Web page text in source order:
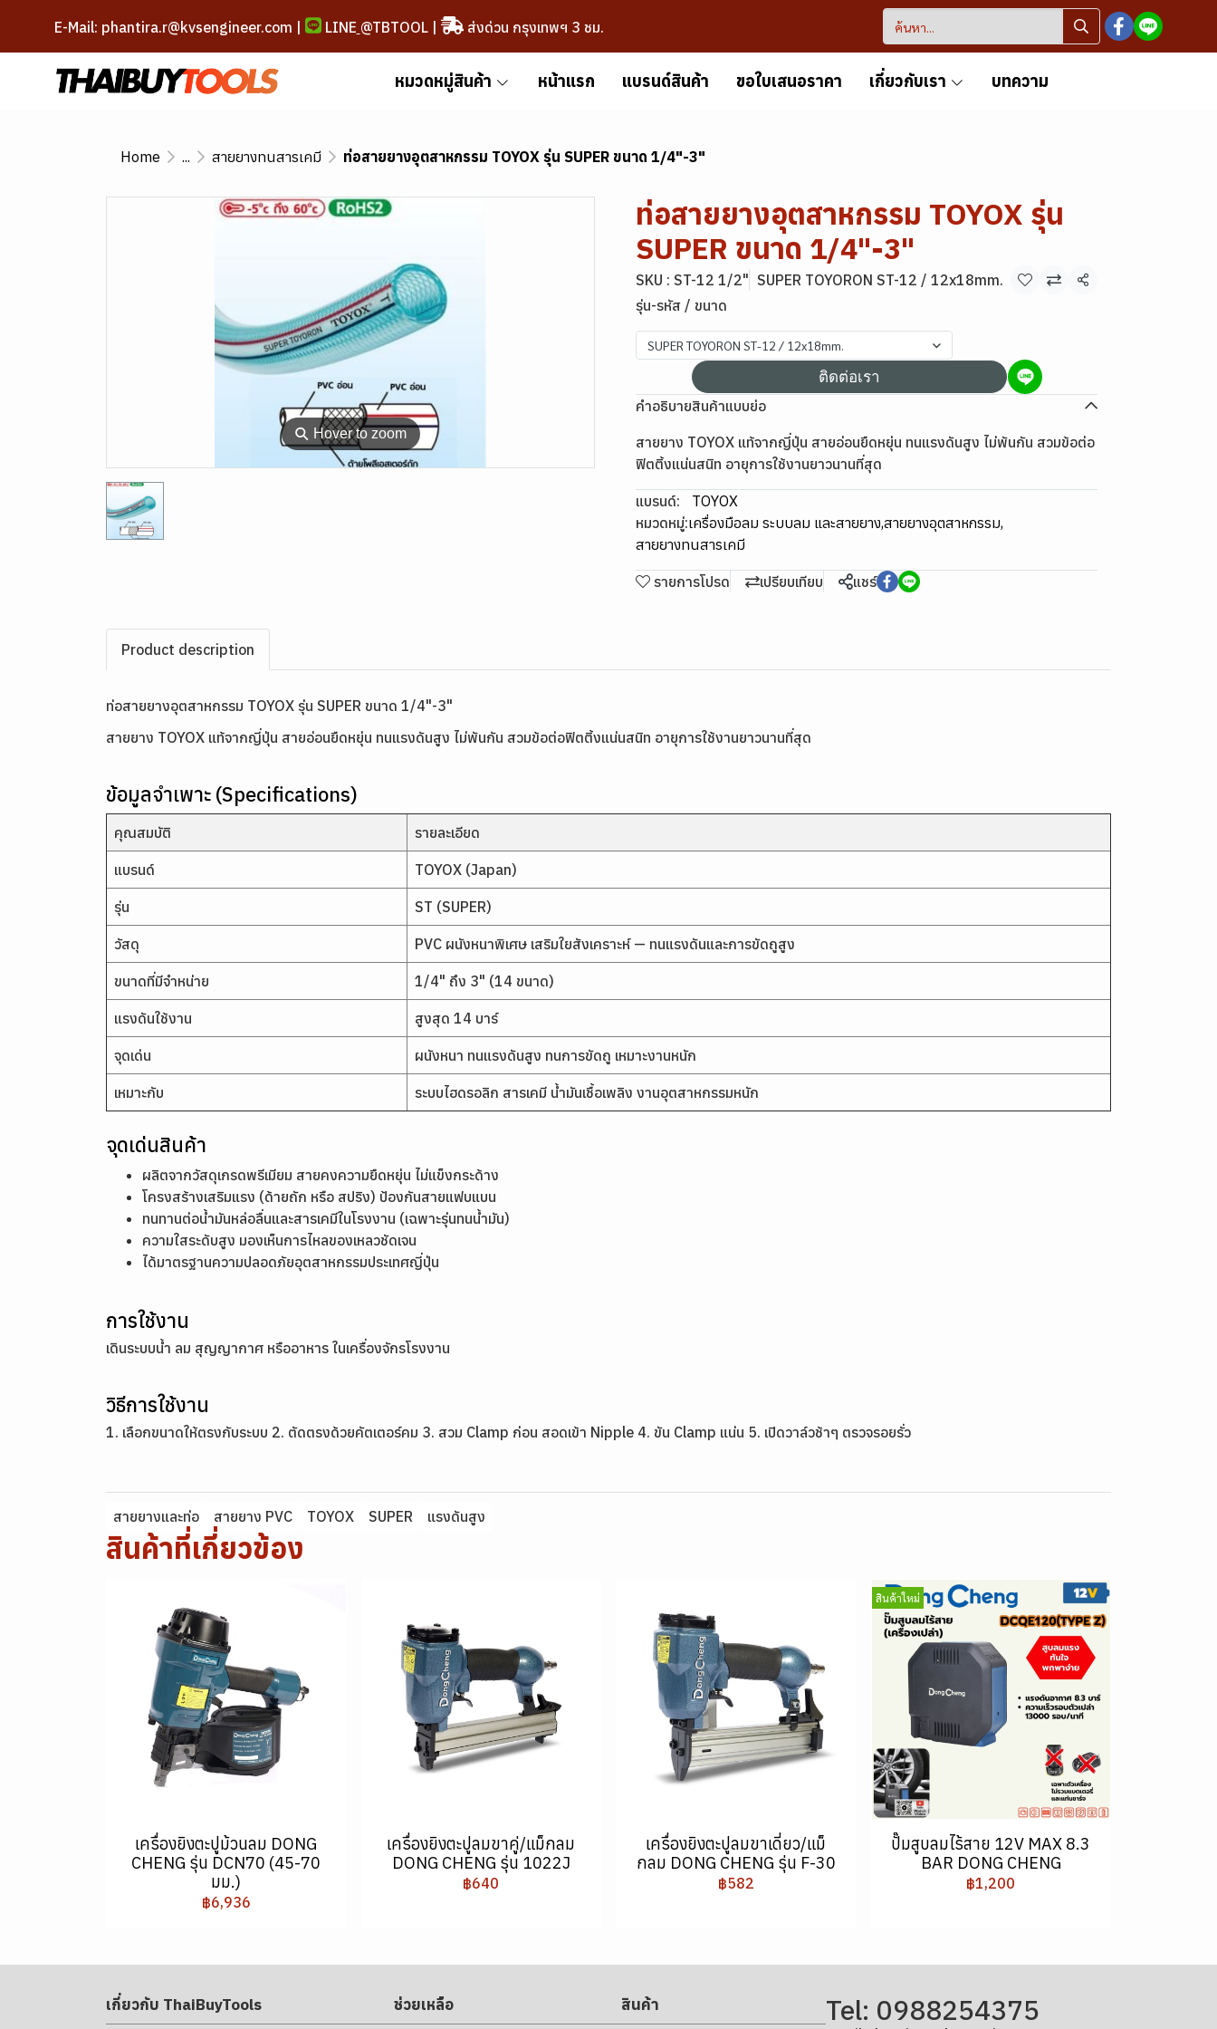
E-Mail: phantira.r@kvsengineer.com | LINE @TBTOOL| ส่งด่วน กรุงเทพฯ 3 ชม.
หมวดหมู่สินค้า หน้าแรก แบรนด์สินค้า ขอใบเสนอราคา เกี่ยวกับเรา บทความ
Home ... สายยางทนสารเคมี ท่อสายยางอุตสาหกรรม TOYOX รุ่น SUPER ขนาด 1/4"-3"
⚲ Hover to zoom
ท่อสายยางอุตสาหกรรม TOYOX รุ่น
SUPER ขนาด 1/4"-3"
SKU : ST-12 1/2" SUPER TOYORON ST-12 / 12x18mm.
แชร์
รุ่น-รหัส / ขนาด
SUPER TOYORON ST-12 / 12x18mm.
ติดต่อเรา
คำอธิบายสินค้าแบบย่อ
สายยาง TOYOX แท้จากญี่ปุ่น สายอ่อนยืดหยุ่น ทนแรงดันสูง ไม่พันกัน สวมข้อต่อ
ฟิตติ้งแน่นสนิท อายุการใช้งานยาวนานที่สุด
แบรนด์:
TOYOX
หมวดหมู่:เครื่องมือลม ระบบลม และสายยาง,สายยางอุตสาหกรรม,
สายยางทนสารเคมี
รายการโปรด เปรียบเทียบ แชร์
Product description
ท่อสายยางอุตสาหกรรม TOYOX รุ่น SUPER ขนาด 1/4"-3"
สายยาง TOYOX แท้จากญี่ปุ่น สายอ่อนยืดหยุ่น ทนแรงดันสูง ไม่พันกัน สวมข้อต่อฟิตติ้งแน่นสนิท อายุการใช้งานยาวนานที่สุด
ข้อมูลจำเพาะ (Specifications)
คุณสมบัติ รายละเอียด
แบรนด์ TOYOX (Japan)
รุ่น ST (SUPER)
วัสดุ PVC ผนังหนาพิเศษ เสริมใยสังเคราะห์ — ทนแรงดันและการขัดถูสูง
ขนาดที่มีจำหน่าย 1/4" ถึง 3" (14 ขนาด)
แรงดันใช้งาน สูงสุด 14 บาร์
จุดเด่น ผนังหนา ทนแรงดันสูง ทนการขัดถู เหมาะงานหนัก
เหมาะกับ ระบบไฮดรอลิก สารเคมี น้ำมันเชื้อเพลิง งานอุตสาหกรรมหนัก
จุดเด่นสินค้า
ผลิตจากวัสดุเกรดพรีเมียม สายคงความยืดหยุ่น ไม่แข็งกระด้าง
โครงสร้างเสริมแรง (ด้ายถัก หรือ สปริง) ป้องกันสายแฟบแบน
ทนทานต่อน้ำมันหล่อลื่นและสารเคมีในโรงงาน (เฉพาะรุ่นทนน้ำมัน)
ความใสระดับสูง มองเห็นการไหลของเหลวชัดเจน
ได้มาตรฐานความปลอดภัยอุตสาหกรรมประเทศญี่ปุ่น
การใช้งาน
เดินระบบน้ำ ลม สุญญากาศ หรืออาหาร ในเครื่องจักรโรงงาน
วิธีการใช้งาน
1. เลือกขนาดให้ตรงกับระบบ 2. ตัดตรงด้วยคัตเตอร์คม 3. สวม Clamp ก่อน สอดเข้า Nipple 4. ขัน Clamp แน่น 5. เปิดวาล์วช้าๆ ตรวจรอยรั่ว
สายยางและท่อ สายยาง PVC TOYOX SUPER แรงดันสูง
สินค้าที่เกี่ยวข้อง
เครื่องยิงตะปูม้วนลม DONG
CHENG รุ่น DCN70 (45-70
มม.)
฿6,936
เครื่องยิงตะปูลมขาคู่/แม็กลม
DONG CHENG รุ่น 1022J
฿640
เครื่องยิงตะปูลมขาเดี่ยว/แม็
กลม DONG CHENG รุ่น F-30
฿582
สินค้าใหม่
ปั๊มสูบลมไร้สาย 12V MAX 8.3
BAR DONG CHENG
฿1,200
เกี่ยวกับ ThaiBuyTools ช่วยเหลือ สินค้า Tel: 0988254375